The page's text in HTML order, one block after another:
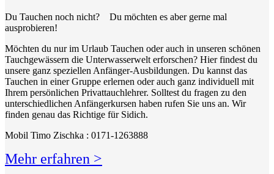
Du Tauchen noch nicht? Du möchten es aber gerne mal
ausprobieren!
Möchten du nur im Urlaub Tauchen oder auch in unseren schönen
Tauchgewässern die Unterwasserwelt erforschen? Hier findest du
unsere ganz speziellen Anfänger-Ausbildungen. Du kannst das
Tauchen in einer Gruppe erlernen oder auch ganz individuell mit
Ihrem persönlichen Privattauchlehrer. Solltest du fragen zu den
unterschiedlichen Anfängerkursen haben rufen Sie uns an. Wir
finden genau das Richtige für Sidich.
Mobil Timo Zischka : 0171-1263888
Mehr erfahren >